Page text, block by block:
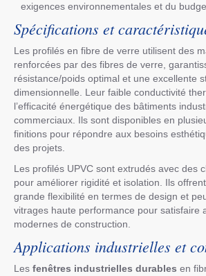
exigences environnementales et du
Spécifications et
Les profilés en fibre de verre utilisent des
renforcées par des fibres de verre,
résistance/poids optimal et une excellente
dimensionnelle. Leur faible conductivité
l’efficacité énergétique des bâtiments
commerciaux. Ils sont disponibles en
finitions pour répondre aux besoins
des projets.
Les profilés UPVC sont extrudés avec des
pour améliorer rigidité et isolation. Ils
grande flexibilité en termes de design et
vitrages haute performance pour satisfaire
modernes de construction.
Applications industrielles et
Les fenêtres industrielles durables en